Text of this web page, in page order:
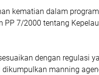
kematian dalam
PP 7/2000 tentang
dengan regulasi
manning